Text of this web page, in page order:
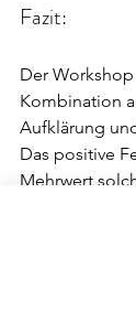
Fazit:
Der
Kombination
Aufklärung
Das positive
Mehrwert
Influencer,
Influencer